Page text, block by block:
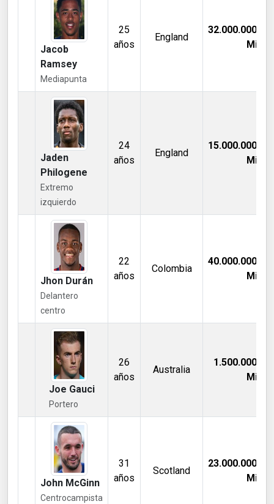
Jacob
Ramsey
Mediapunta
25
años
England
32.000.000,00
Mill €
Jaden
Philogene
Extremo
izquierdo
24
años
England
15.000.000,00
Mill €
Jhon Durán
Delantero
centro
22
años
Colombia
40.000.000,00
Mill €
Joe Gauci
Portero
26
años
Australia
1.500.000,00
Mill €
John McGinn
Centrocampista
31
años
Scotland
23.000.000,00
Mill €